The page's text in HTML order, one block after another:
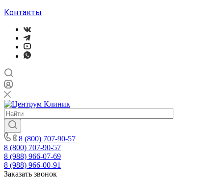
Контакты
8 (800) 707-90-57
8 (800) 707-90-57
8 (988) 966-07-69
8 (988) 966-00-91
Заказать звонок